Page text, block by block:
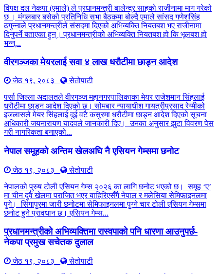
विपक्ष दल नेकपा (एमाले) ले प्रधानमन्त्री बालेन्द्र साहको राजीनामा माग गरेको
छ । मंगलबार बसेको प्रतिनिधि सभा बैठकमा बोल्दै एमाले सांसद गणेशसिंह
ठगुन्नाले प्रधानमन्त्रीले संसदमा दिएको अभिव्यक्ति नियतबश भए राजीनामा
दिनुपर्ने बताएका हुन्। प्रधानमन्त्रीको अभिव्यक्ति नियतबश हो कि भूलबश हो
भन्न्...
वीरगञ्जका मेयरलाई सवा ४ लाख धरौटीमा छाड्न आदेश
जेठ १९, २०८३
सेतोपाटी
पर्सा जिल्ला अदालतले वीरगञ्ज महानगरपालिकाका मेयर राजेशमान सिंहलाई
धरौटीमा छाड्न आदेश दिएको छ। सोमबार न्यायाधीश गायत्रीप्रसाद रेग्मीको
इजलासले मेयर सिंहलाई दुई वटै कसुरमा धरौटीमा छाड्न आदेश दिएको सूचना
अधिकारी जयनारायण यादवले जानकारी दिए। उनका अनुसार झुटा विवरण पेस
गरी नागरिकता बनाएको...
नेपाल समूहको अन्तिम खेलअघि नै एसियन गेम्समा छनोट
जेठ १९, २०८३
सेतोपाटी
नेपालको पुरुष टोली एसियन गेम्स २०२६ का लागि छनोट भएको छ। समूह ‘ए’
मा चीन दुवै खेलमा पराजित भएर बाहिरिएसँगै नेपाल र मलेसिया सेमिफाइनलमा
पुगे। सिंगापुरमा जारी छनोटमा सेमिफाइनलमा पुग्ने चार टोली एसियन गेम्समा
छनोट हुने प्रावधान छ। एसियन गेम्स...
प्रधानमन्त्रीको अभिव्यक्तिमा रास्वपाको पनि धारणा आउनुपर्छ-
नेकपा प्रमुख सचेतक दुलाल
जेठ १९, २०८३
सेतोपाटी